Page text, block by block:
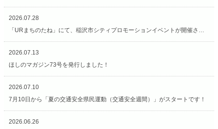
2026.07.28
「URまちのたね」にて、稲沢市シティプロモーションイベントが開催されています（7/27〜8/2）
2026.07.13
ほしのマガジン73号を発行しました！
2026.07.10
7月10日から「夏の交通安全県民運動（交通安全週間）」がスタートです！
2026.06.26